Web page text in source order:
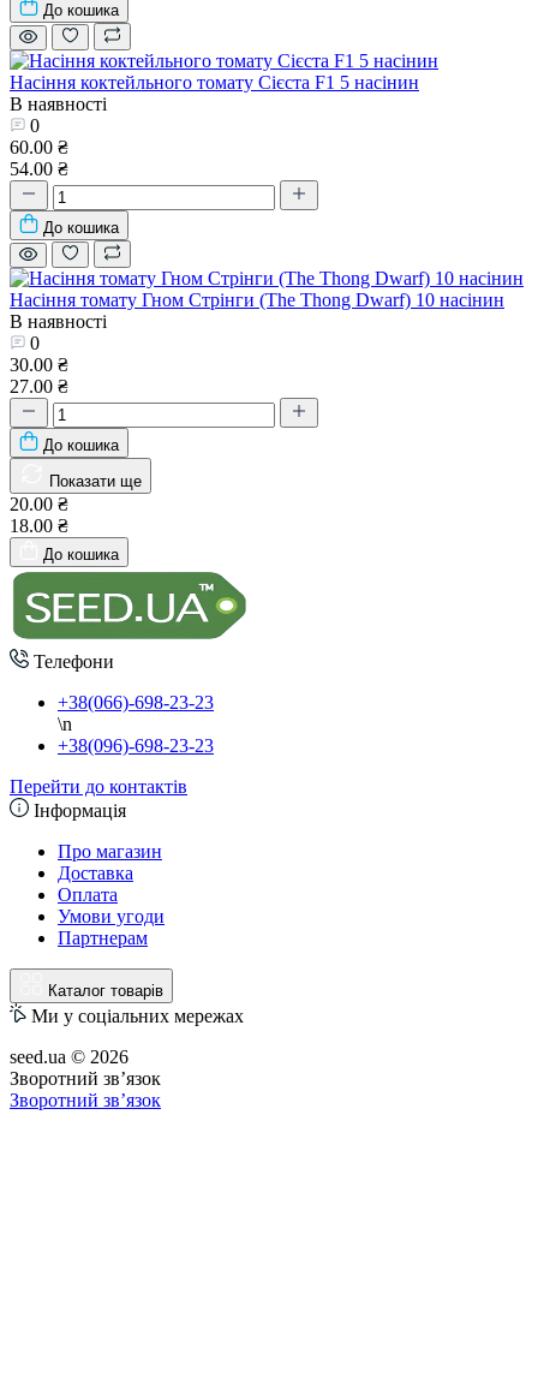
До кошика
Насіння коктейльного томату Сієста F1 5 насінин
В наявності
0
60.00 ₴
54.00 ₴
До кошика
Насіння томату Гном Стрінги (The Thong Dwarf) 10 насінин
В наявності
0
30.00 ₴
27.00 ₴
До кошика
Показати ще
20.00 ₴
18.00 ₴
До кошика
Телефони
+38(066)-698-23-23
\n
+38(096)-698-23-23
Перейти до контактів
Інформація
Про магазин
Доставка
Оплата
Умови угоди
Партнерам
Каталог товарів
Ми у соціальних мережах
seed.ua © 2026
Зворотний зв’язок
Зворотний зв’язок